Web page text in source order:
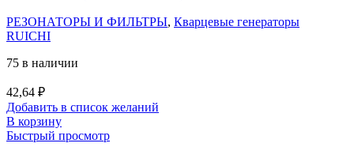
РЕЗОНАТОРЫ И ФИЛЬТРЫ, Кварцевые генераторы
RUICHI
75 в наличии
42,64 ₽
Добавить в список желаний
В корзину
Быстрый просмотр